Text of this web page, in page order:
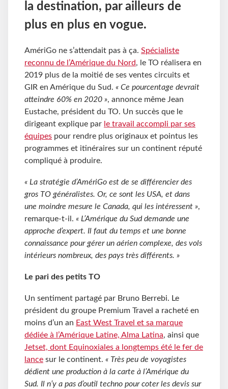
la destination, par ailleurs de
plus en plus en vogue.
AmériGo ne s’attendait pas à ça. Spécialiste
reconnu de l’Amérique du Nord, le TO réalisera en
2019 plus de la moitié de ses ventes circuits et
GIR en Amérique du Sud. « Ce pourcentage devrait
atteindre 60% en 2020 », annonce même Jean
Eustache, président du TO. Un succès que le
dirigeant explique par le travail accompli par ses
équipes pour rendre plus originaux et pointus les
programmes et itinéraires sur un continent réputé
compliqué à produire.
« La stratégie d’AmériGo est de se différencier des
gros TO généralistes. Or, ce sont les USA, et dans
une moindre mesure le Canada, qui les intéressent »,
remarque-t-il. « L’Amérique du Sud demande une
approche d’expert. Il faut du temps et une bonne
connaissance pour gérer un aérien complexe, des vols
intérieurs nombreux, des pays très différents. »
Le pari des petits TO
Un sentiment partagé par Bruno Berrebi. Le
président du groupe Premium Travel a racheté en
moins d’un an East West Travel et sa marque
dédiée à l’Amérique Latine, Alma Latina, ainsi que
Jetset, dont Equinoxiales a longtemps été le fer de
lance sur le continent. « Très peu de voyagistes
dédient une production à la carte à l’Amérique du
Sud. Il n’y a pas d’outil techno pour coter les devis sur